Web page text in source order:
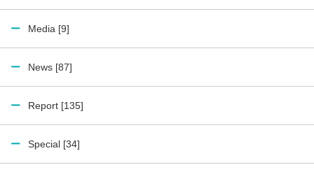
Media [9]
News [87]
Report [135]
Special [34]